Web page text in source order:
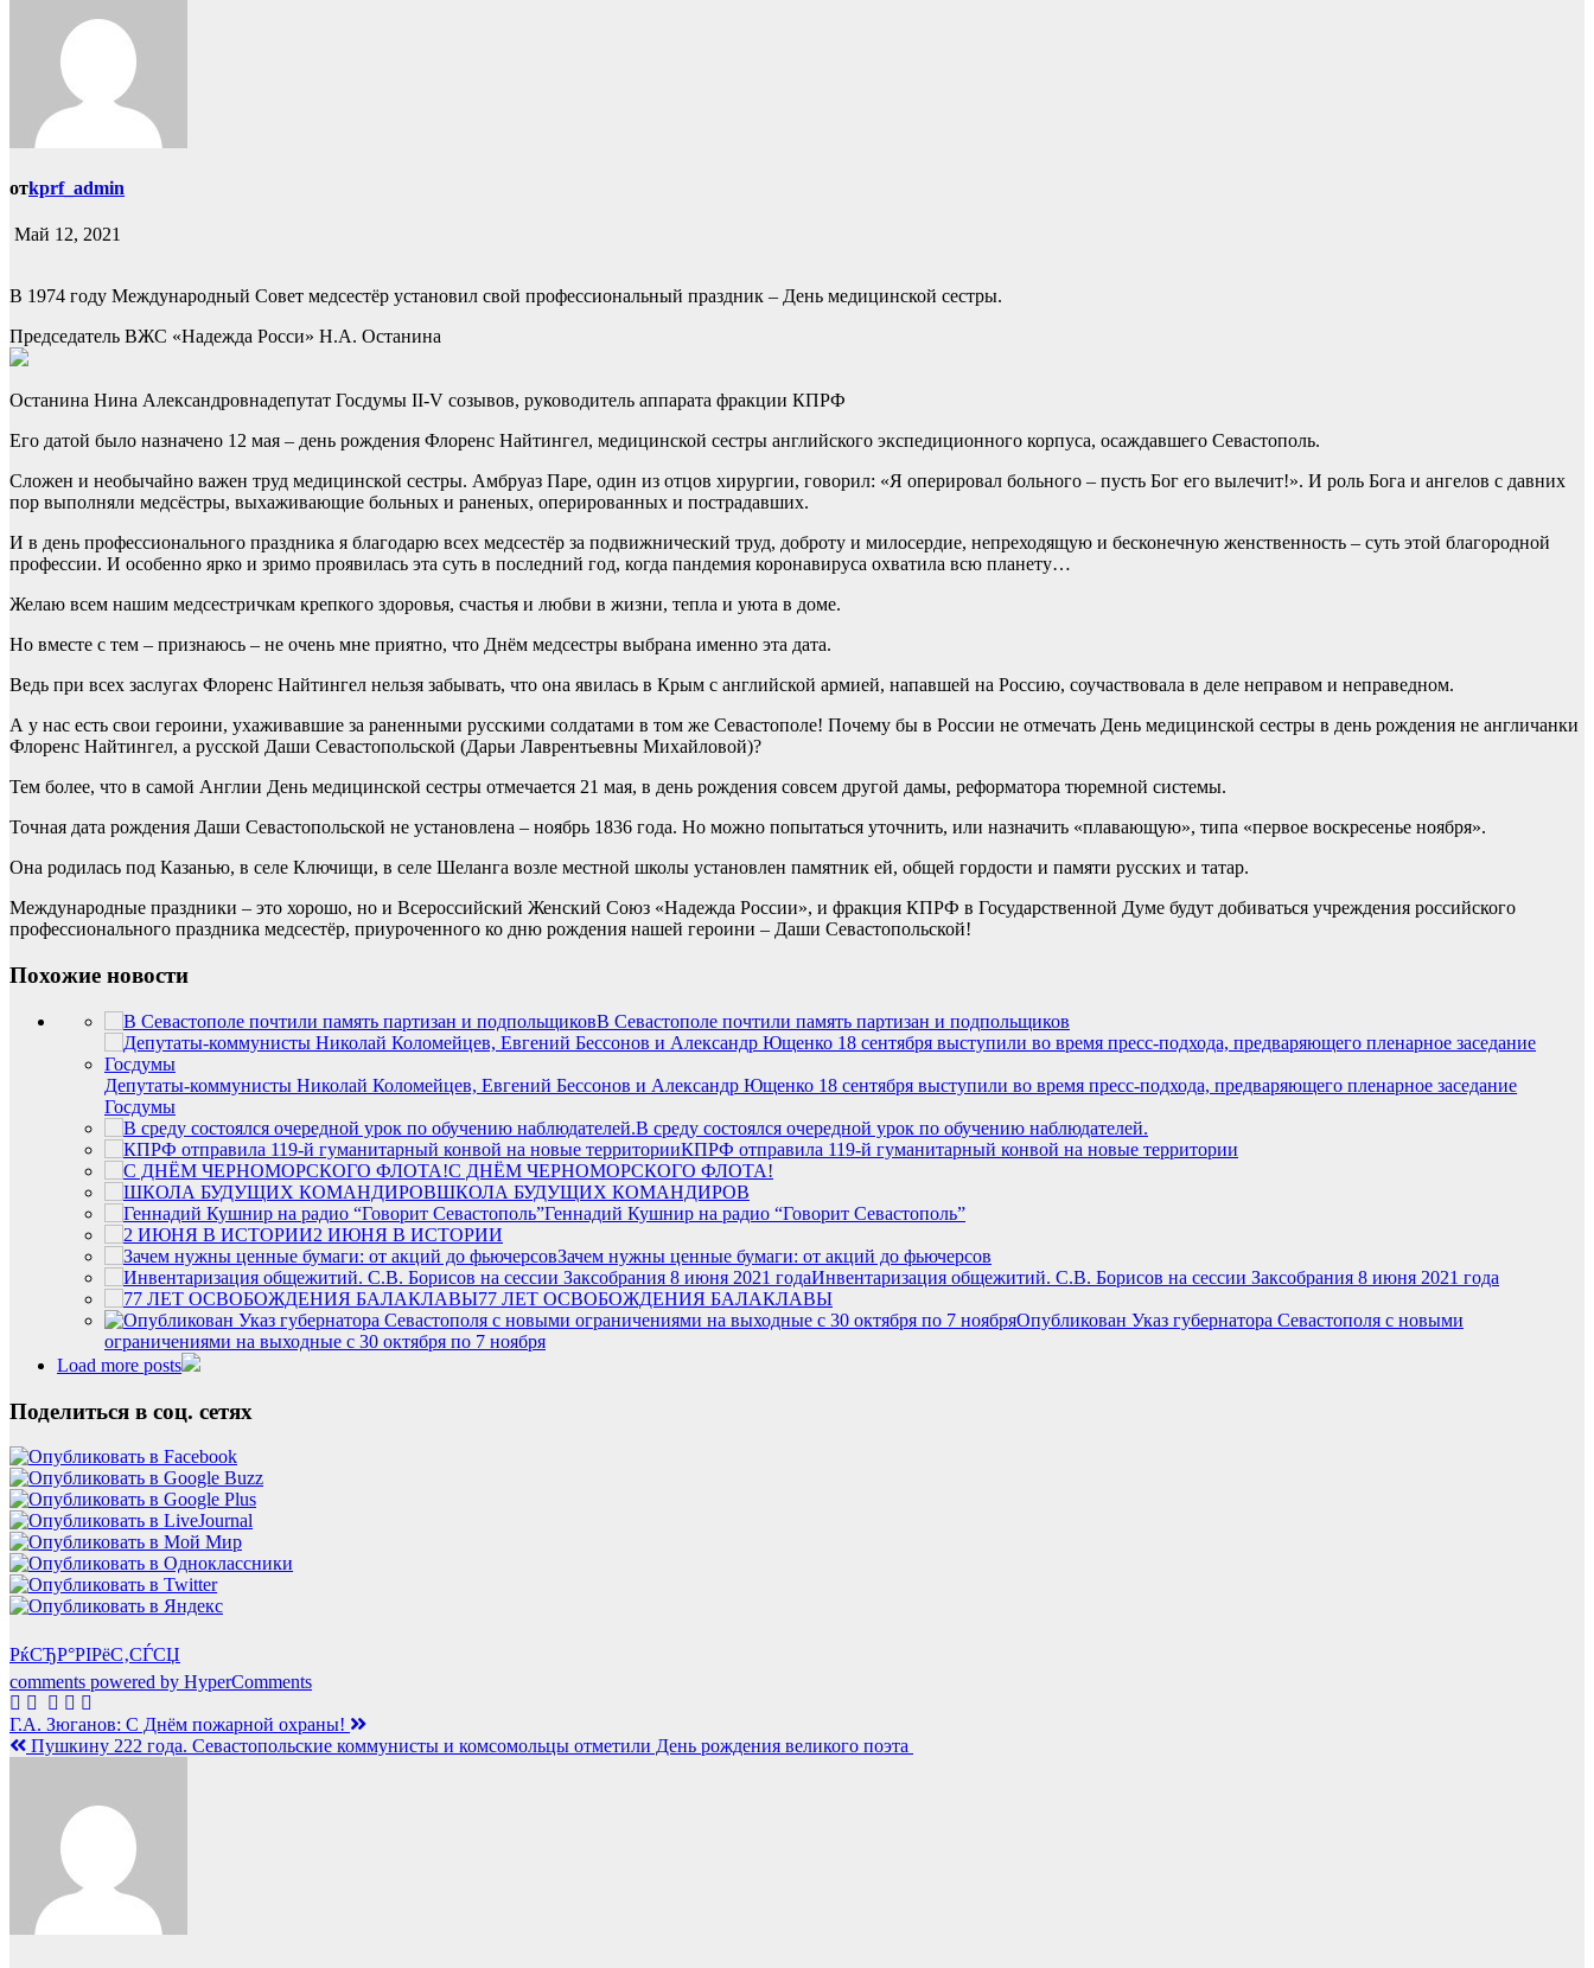
отkprf_admin
Май 12, 2021
В 1974 году Международный Совет медсестёр установил свой профессиональный праздник – День медицинской сестры.
Председатель ВЖС «Надежда Росси» Н.А. Останина
Останина Нина Александровнадепутат Госдумы II-V созывов, руководитель аппарата фракции КПРФ
Его датой было назначено 12 мая – день рождения Флоренс Найтингел, медицинской сестры английского экспедиционного корпуса, осаждавшего Севастополь.
Сложен и необычайно важен труд медицинской сестры. Амбруаз Паре, один из отцов хирургии, говорил: «Я оперировал больного – пусть Бог его вылечит!». И роль Бога и ангелов с давних
пор выполняли медсёстры, выхаживающие больных и раненых, оперированных и пострадавших.
И в день профессионального праздника я благодарю всех медсестёр за подвижнический труд, доброту и милосердие, непреходящую и бесконечную женственность – суть этой благородной
профессии. И особенно ярко и зримо проявилась эта суть в последний год, когда пандемия коронавируса охватила всю планету…
Желаю всем нашим медсестричкам крепкого здоровья, счастья и любви в жизни, тепла и уюта в доме.
Но вместе с тем – признаюсь – не очень мне приятно, что Днём медсестры выбрана именно эта дата.
Ведь при всех заслугах Флоренс Найтингел нельзя забывать, что она явилась в Крым с английской армией, напавшей на Россию, соучаствовала в деле неправом и неправедном.
А у нас есть свои героини, ухаживавшие за раненными русскими солдатами в том же Севастополе! Почему бы в России не отмечать День медицинской сестры в день рождения не англичанки
Флоренс Найтингел, а русской Даши Севастопольской (Дарьи Лаврентьевны Михайловой)?
Тем более, что в самой Англии День медицинской сестры отмечается 21 мая, в день рождения совсем другой дамы, реформатора тюремной системы.
Точная дата рождения Даши Севастопольской не установлена – ноябрь 1836 года. Но можно попытаться уточнить, или назначить «плавающую», типа «первое воскресенье ноября».
Она родилась под Казанью, в селе Ключищи, в селе Шеланга возле местной школы установлен памятник ей, общей гордости и памяти русских и татар.
Международные праздники – это хорошо, но и Всероссийский Женский Союз «Надежда России», и фракция КПРФ в Государственной Думе будут добиваться учреждения российского
профессионального праздника медсестёр, приуроченного ко дню рождения нашей героини – Даши Севастопольской!
Похожие новости
В Севастополе почтили память партизан и подпольщиков
Депутаты-коммунисты Николай Коломейцев, Евгений Бессонов и Александр Ющенко 18 сентября выступили во время пресс-подхода, предваряющего пленарное заседание
Госдумы
В среду состоялся очередной урок по обучению наблюдателей.
КПРФ отправила 119-й гуманитарный конвой на новые территории
С ДНЁМ ЧЕРНОМОРСКОГО ФЛОТА!
ШКОЛА БУДУЩИХ КОМАНДИРОВ
Геннадий Кушнир на радио “Говорит Севастополь”
2 ИЮНЯ В ИСТОРИИ
Зачем нужны ценные бумаги: от акций до фьючерсов
Инвентаризация общежитий. С.В. Борисов на сессии Заксобрания 8 июня 2021 года
77 ЛЕТ ОСВОБОЖДЕНИЯ БАЛАКЛАВЫ
Опубликован Указ губернатора Севастополя с новыми
ограничениями на выходные с 30 октября по 7 ноября
Load more posts
Поделиться в соц. сетях
РќСЂР°РІРёС‚СЃСЏ
comments powered by HyperComments
Навигация
по
Г.А. Зюганов: С Днём пожарной охраны!
Пушкину 222 года. Севастопольские коммунисты и комсомольцы отметили День рождения великого поэта